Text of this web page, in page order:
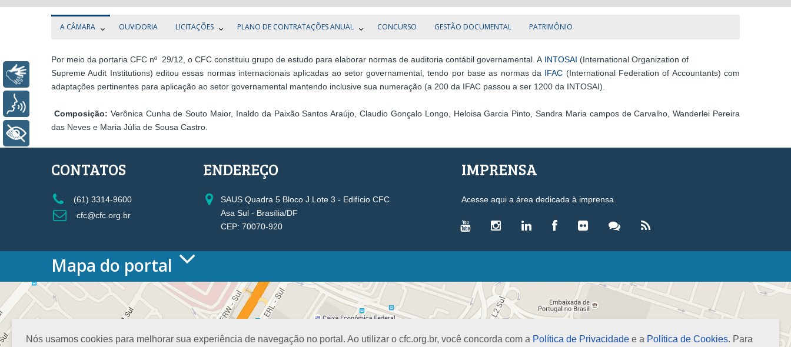
A CÂMARA OUVIDORIA LICITAÇÕES PLANO DE CONTRATAÇÕES ANUAL CONCURSO GESTÃO DOCUMENTAL PATRIMÔNIO
Por meio da portaria CFC nº 29/12, o CFC constituiu grupo de estudo para elaborar normas de auditoria contábil governamental. A INTOSAI (International Organization of
Supreme Audit Institutions) editou essas normas internacionais aplicadas ao setor governamental, tendo por base as normas da IFAC (International Federation of Accountants) com
adaptações pertinentes para aplicação ao setor governamental mantendo inclusive sua numeração (a 200 da IFAC passou a ser 1200 da INTOSAI).
Composição: Verônica Cunha de Souto Maior, Inaldo da Paixão Santos Araújo, Claudio Gonçalo Longo, Heloisa Garcia Pinto, Sandra Maria campos de Carvalho, Wanderlei Pereira
das Neves e Maria Júlia de Sousa Castro.
Nós usamos cookies para melhorar sua experiência de navegação no portal. Ao utilizar o cfc.org.br, você concorda com a Política de Privacidade e a Política de Cookies. Para
CONTATOS
(61) 3314-9600
cfc@cfc.org.br
ENDEREÇO
SAUS Quadra 5 Bloco J Lote 3 - Edifício CFC
Asa Sul - Brasília/DF
CEP: 70070-920
IMPRENSA
Acesse aqui a área dedicada à imprensa.
Mapa do portal
HOME
O CONSELHO
Conselho Diretor
Planejamento
VICE-PRESIDÊNCIAS
Administrativa
Controle Interno
Governança e Gestão Estratégica
LEGISLAÇÃO
Decretos-Lei
Normas Brasileiras de Contabilidade
Libras
+ Acessibilidade